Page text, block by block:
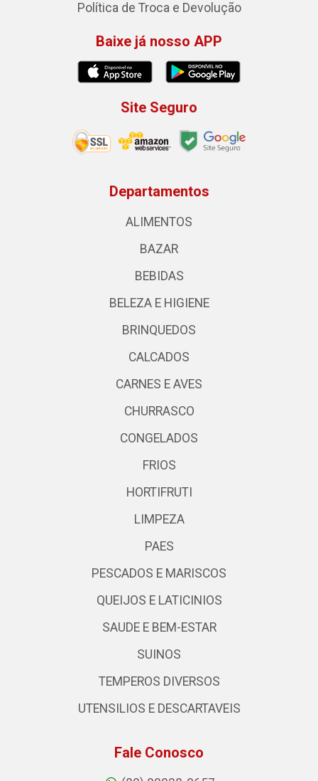
Política de Troca e Devolução
Baixe já nosso APP
Site Seguro
Departamentos
ALIMENTOS
BAZAR
BEBIDAS
BELEZA E HIGIENE
BRINQUEDOS
CALCADOS
CARNES E AVES
CHURRASCO
CONGELADOS
FRIOS
HORTIFRUTI
LIMPEZA
PAES
PESCADOS E MARISCOS
QUEIJOS E LATICINIOS
SAUDE E BEM-ESTAR
SUINOS
TEMPEROS DIVERSOS
UTENSILIOS E DESCARTAVEIS
Fale Conosco